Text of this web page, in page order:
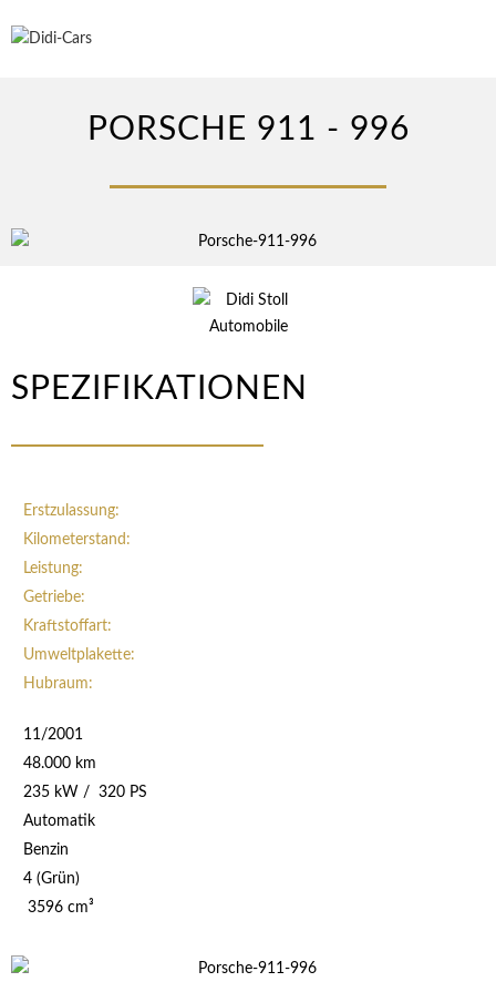
PORSCHE 911 - 996
SPEZIFIKATIONEN
Erstzulassung:
Kilometerstand:
Leistung:
Getriebe:
Kraftstoffart:
Umweltplakette:
Hubraum:
11/2001
48.000 km
235 kW / 320 PS
Automatik
Benzin
4 (Grün)
3596 cm³